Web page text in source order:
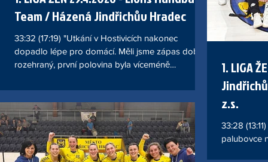
Team / Házená Jindřichův Hradec
33:32 (17:19) "Utkání v Hostivicích nakonec
dopadlo lépe pro domácí. Měli jsme zápas dobře
rozehraný, první polovina byla víceméně
vedením o dvě branky. Druhý poločas se odvíjel
stejně jako první až do cca 48 minuty, pak se nám
povedlo zvýšit rozdíl skóre na pět branek a v tuto
chvíli to vypadalo, že už to zvládneme. Bohužel
přišel úsek technických chyb a neproměných šancí
a domácí toho dokázali patřičně využít. Během 7
1. LIGA
z.s.
33:28
palubovce